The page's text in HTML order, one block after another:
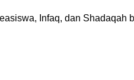
Infaq, dan